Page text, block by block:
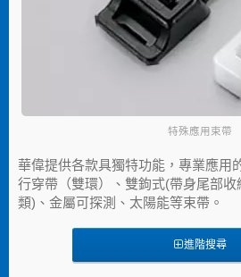
特殊應用束帶
華偉提供各款具獨特功能，專業應用
行穿帶（雙環）、雙鉤式(帶身尾部
類)、金屬可探測、太陽能等束帶。
進階搜尋